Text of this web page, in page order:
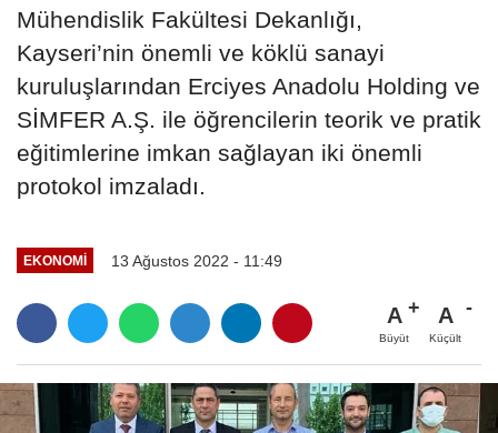
Mühendislik Fakültesi Dekanlığı,
Kayseri’nin önemli ve köklü sanayi
kuruluşlarından Erciyes Anadolu Holding ve
SİMFER A.Ş. ile öğrencilerin teorik ve pratik
eğitimlerine imkan sağlayan iki önemli
protokol imzaladı.
EKONOMI 13 Ağustos 2022 - 11:49
A
Büyüt
A
Küçült